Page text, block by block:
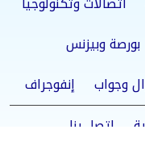
بورصة وبيزنس
وجواب
إنفوجراف
اتصل بنا